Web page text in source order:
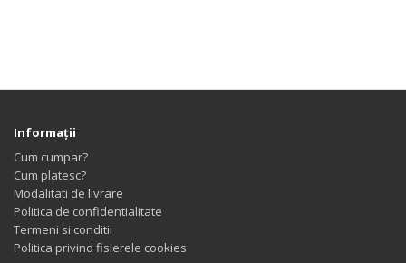
Informaţii
Cum cumpar?
Cum platesc?
Modalitati de livrare
Politica de confidentialitate
Termeni si conditii
Politica privind fisierele cookies